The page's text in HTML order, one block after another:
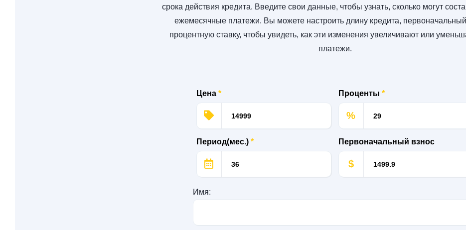
срока действия кредита. Введите свои данные, чтобы узнать, сколько могут
ежемесячные платежи. Вы можете настроить длину кредита,
процентную ставку, чтобы увидеть, как эти изменения увеличивают или
платежи.
Цена * Проценты *
%
Период(мес.) * Первоначальный взнос
$
Имя: